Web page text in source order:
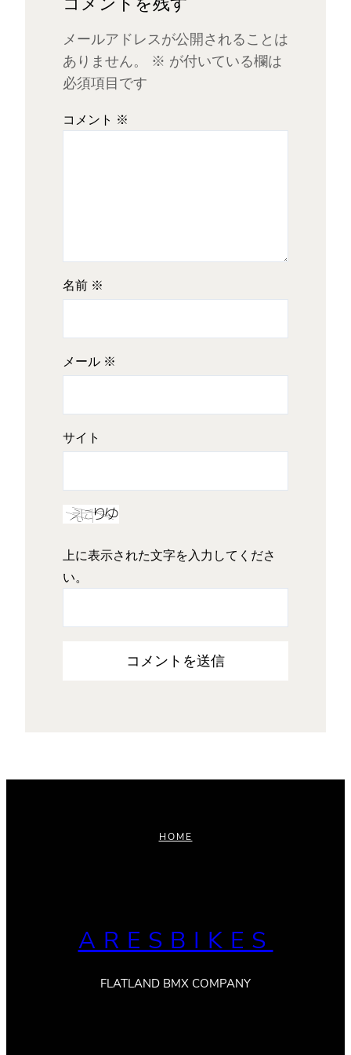
コメントを残す
メールアドレスが公開されることは
ありません。
※ が付いている欄は
必須項目です
コメント ※
名前 ※
メール ※
サイト
上に表示された文字を入力してくださ
い。
HOME
ARESBIKES
FLATLAND BMX COMPANY